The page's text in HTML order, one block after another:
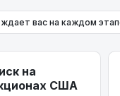
вас на каждом
на
США